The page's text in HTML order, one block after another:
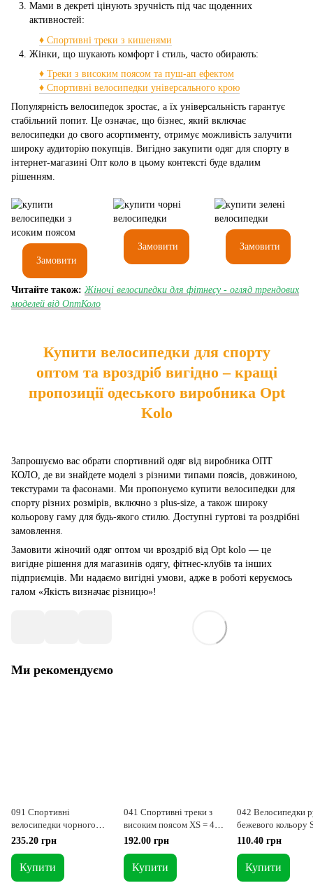
Мами в декреті цінують зручність під час щоденних
активностей:
♦ Спортивні треки з кишенями
Жінки, що шукають комфорт і стиль, часто обирають:
♦ Треки з високим поясом та пуш-ап ефектом
♦ Спортивні велосипедки універсального крою
Популярність велосипедок зростає, а їх універсальність гарантує
стабільний попит. Це означає, що бізнес, який включає
велосипедки до свого асортименту, отримує можливість залучити
широку аудиторію покупців. Вигідно закупити одяг для спорту в
інтернет-магазині Опт коло в цьому контексті буде вдалим
рішенням.
Замовити
Замовити Замовити
Читайте також: Жіночі велосипедки для фітнесу - огляд трендових
моделей від ОптКоло
Купити велосипедки для спорту
оптом та вроздріб вигідно – кращі
пропозиції одеського виробника Opt
Kolo
Запрошуємо вас обрати спортивний одяг від виробника ОПТ
КОЛО, де ви знайдете моделі з різними типами поясів, довжиною,
текстурами та фасонами. Ми пропонуємо купити велосипедки для
спорту різних розмірів, включно з plus-size, а також широку
кольорову гаму для будь-якого стилю. Доступні гуртові та роздрібні
замовлення.
Замовити жіночий одяг оптом чи вроздріб від Opt kolo — це
вигідне рішення для магазинів одягу, фітнес-клубів та інших
підприємців. Ми надаємо вигідні умови, адже в роботі керуємось
галом «Якість визначає різницю»!
Ми рекомендуємо
091 Спортивні
велосипедки чорного
кольору S
235.20 грн
Купити
041 Спортивні треки з
високим поясом XS = 42-
44p
192.00 грн
Купити
042 Велосипедки
бежевого кольору
46
110.40 грн
Купити